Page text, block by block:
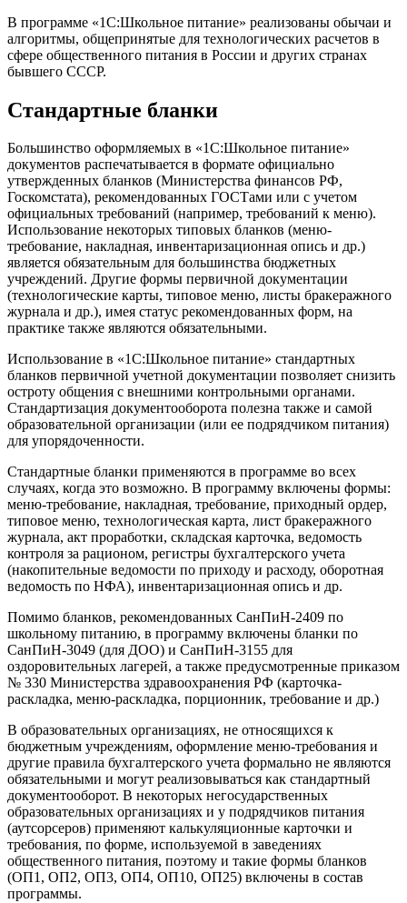
В программе «1С:Школьное питание» реализованы обычаи и
алгоритмы, общепринятые для технологических расчетов в
сфере общественного питания в России и других странах
бывшего СССР.
Стандартные бланки
Большинство оформляемых в «1С:Школьное питание»
документов распечатывается в формате официально
утвержденных бланков (Министерства финансов РФ,
Госкомстата), рекомендованных ГОСТами или с учетом
официальных требований (например, требований к меню).
Использование некоторых типовых бланков (меню-
требование, накладная, инвентаризационная опись и др.)
является обязательным для большинства бюджетных
учреждений. Другие формы первичной документации
(технологические карты, типовое меню, листы бракеражного
журнала и др.), имея статус рекомендованных форм, на
практике также являются обязательными.
Использование в «1С:Школьное питание» стандартных
бланков первичной учетной документации позволяет снизить
остроту общения с внешними контрольными органами.
Стандартизация документооборота полезна также и самой
образовательной организации (или ее подрядчиком питания)
для упорядоченности.
Стандартные бланки применяются в программе во всех
случаях, когда это возможно. В программу включены формы:
меню-требование, накладная, требование, приходный ордер,
типовое меню, технологическая карта, лист бракеражного
журнала, акт проработки, складская карточка, ведомость
контроля за рационом, регистры бухгалтерского учета
(накопительные ведомости по приходу и расходу, оборотная
ведомость по НФА), инвентаризационная опись и др.
Помимо бланков, рекомендованных СанПиН-2409 по
школьному питанию, в программу включены бланки по
СанПиН-3049 (для ДОО) и СанПиН-3155 для
оздоровительных лагерей, а также предусмотренные приказом
№ 330 Министерства здравоохранения РФ (карточка-
раскладка, меню-раскладка, порционник, требование и др.)
В образовательных организациях, не относящихся к
бюджетным учреждениям, оформление меню-требования и
другие правила бухгалтерского учета формально не являются
обязательными и могут реализовываться как стандартный
документооборот. В некоторых негосударственных
образовательных организациях и у подрядчиков питания
(аутсорсеров) применяют калькуляционные карточки и
требования, по форме, используемой в заведениях
общественного питания, поэтому и такие формы бланков
(ОП1, ОП2, ОП3, ОП4, ОП10, ОП25) включены в состав
программы.